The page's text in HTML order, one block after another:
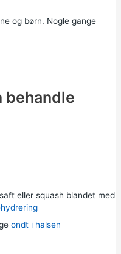
og børn. Nogle gange
behandle
eller squash blandet med
ondt i halsen